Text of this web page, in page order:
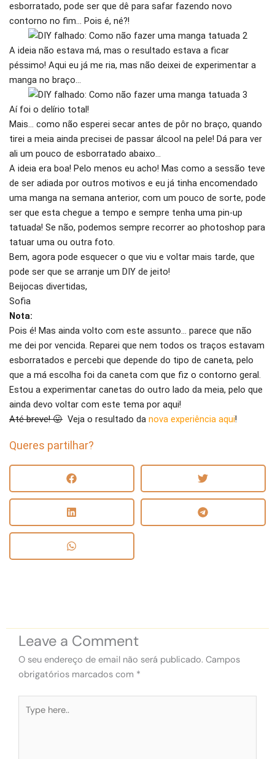
esborratado, pode ser que dê para safar fazendo novo
contorno no fim… Pois é, né?!
A ideia não estava má, mas o resultado estava a ficar
péssimo! Aqui eu já me ria, mas não deixei de experimentar a
manga no braço…
Aí foi o delírio total!
Mais… como não esperei secar antes de pôr no braço, quando
tirei a meia ainda precisei de passar álcool na pele! Dá para ver
ali um pouco de esborratado abaixo…
A ideia era boa! Pelo menos eu acho! Mas como a sessão teve
de ser adiada por outros motivos e eu já tinha encomendado
uma manga na semana anterior, com um pouco de sorte, pode
ser que esta chegue a tempo e sempre tenha uma pin-up
tatuada! Se não, podemos sempre recorrer ao photoshop para
tatuar uma ou outra foto.
Bem, agora pode esquecer o que viu e voltar mais tarde, que
pode ser que se arranje um DIY de jeito!
Beijocas divertidas,
Sofia
Nota:
Pois é! Mas ainda volto com este assunto… parece que não
me dei por vencida. Reparei que nem todos os traços estavam
esborratados e percebi que depende do tipo de caneta, pelo
que a má escolha foi da caneta com que fiz o contorno geral.
Estou a experimentar canetas do outro lado da meia, pelo que
ainda devo voltar com este tema por aqui!
Até breve! 😛 Veja o resultado da nova experiência aqui!
Queres partilhar?
Leave a Comment
O seu endereço de email não será publicado. Campos
obrigatórios marcados com *
here..